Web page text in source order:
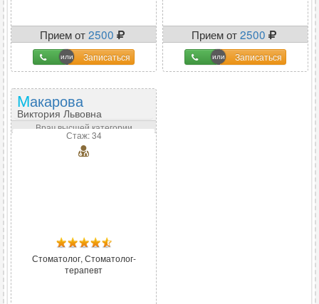
Прием от2500
Записаться
Прием от2500
Записаться
Макарова
Виктория Львовна
Врач высшей категории
Стаж: 34
Стоматолог, Стоматолог-
терапевт